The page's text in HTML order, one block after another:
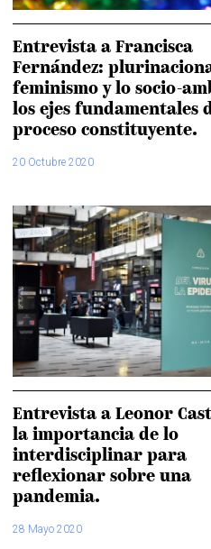
Entrevista a Francisca
Fernández:
feminismo y lo socio-
los ejes fundamentales
proceso constituyente.
20 Octubre 2020
Entrevista a Leonor
la importancia de lo
interdisciplinar para
reflexionar sobre una
pandemia.
28 Mayo 2020